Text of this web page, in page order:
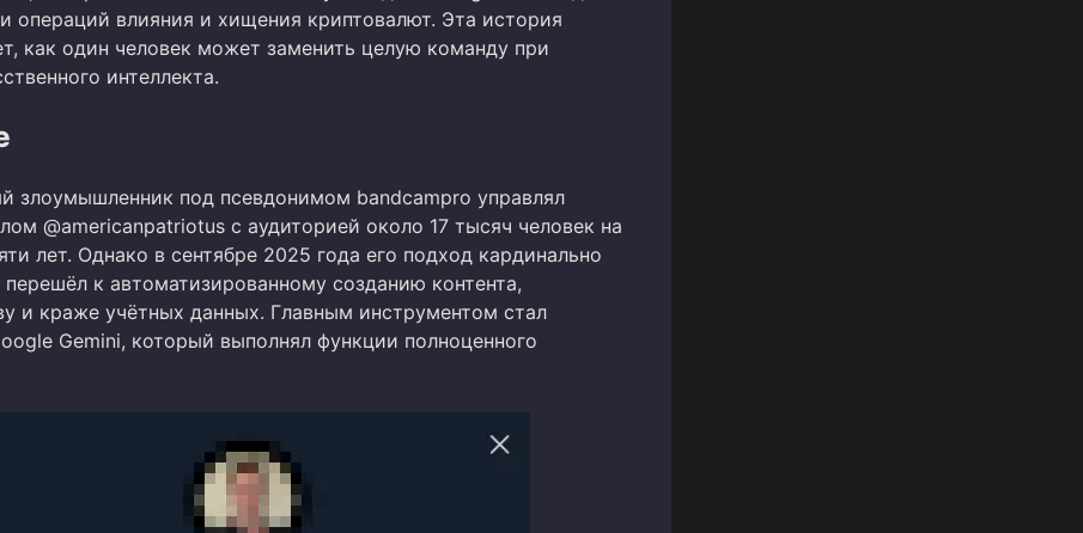
операций влияния и хищения криптовалют. Эта история
как один человек может заменить целую команду при
интеллекта.
злоумышленник под псевдонимом bandcampro управлял
@americanpatriotus с аудиторией около 17 тысяч человек на
лет. Однако в сентябре 2025 года его подход кардинально
к автоматизированному созданию контента,
и краже учётных данных. Главным инструментом стал
Gemini, который выполнял функции полноценного